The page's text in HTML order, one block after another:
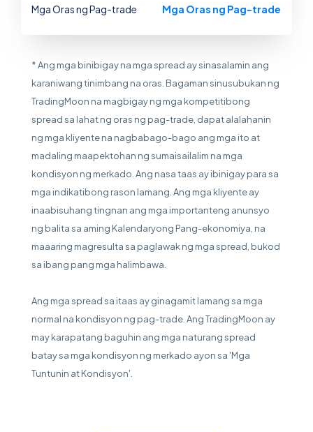
Mga Oras ng Pag-trade Mga Oras ng Pag-trade
* Ang mga binibigay na mga spread ay sinasalamin ang
karaniwang tinimbang na oras. Bagaman sinusubukan ng
TradingMoon na magbigay ng mga kompetitibong
spread sa lahat ng oras ng pag-trade, dapat alalahanin
ng mga kliyente na nagbabago-bago ang mga ito at
madaling maapektohan ng sumaisailalim na mga
kondisyon ng merkado. Ang nasa taas ay ibinigay para sa
mga indikatibong rason lamang. Ang mga kliyente ay
inaabisuhang tingnan ang mga importanteng anunsyo
ng balita sa aming Kalendaryong Pang-ekonomiya, na
maaaring magresulta sa paglawak ng mga spread, bukod
sa ibang pang mga halimbawa.
Ang mga spread sa itaas ay ginagamit lamang sa mga
normal na kondisyon ng pag-trade. Ang TradingMoon ay
may karapatang baguhin ang mga naturang spread
batay sa mga kondisyon ng merkado ayon sa 'Mga
Tuntunin at Kondisyon'.